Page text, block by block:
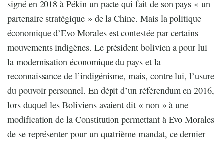
signé en 2018 à Pékin un pacte qui fait de son pays « un
partenaire stratégique » de la Chine. Mais la politique
économique d’Evo Morales est contestée par certains
mouvements indigènes. Le président bolivien a pour lui
la modernisation économique du pays et la
reconnaissance de l’indigénisme, mais, contre lui, l’usure
du pouvoir personnel. En dépit d’un référendum en 2016,
lors duquel les Boliviens avaient dit « non » à une
modification de la Constitution permettant à Evo Morales
de se représenter pour un quatrième mandat, ce dernier